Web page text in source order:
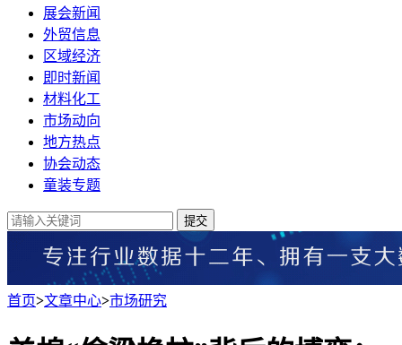
展会新闻
外贸信息
区域经济
即时新闻
材料化工
市场动向
地方热点
协会动态
童装专题
提交
首页>文章中心>市场研究